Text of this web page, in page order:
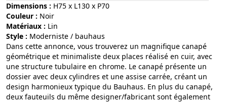
Dimensions : H75 x L130 x P70
Couleur :
noir
Matériaux :
lin
Style :
moderniste / bauhaus
Dans cette annonce, vous trouverez un magnifique canapé
géométrique et minimaliste deux places réalisé en cuir, avec
une structure tubulaire en chrome. Le canapé présente un
dossier avec deux cylindres et une assise carrée, créant un
design harmonieux typique du Bauhaus. En plus du canapé,
deux fauteuils du même designer/fabricant sont également